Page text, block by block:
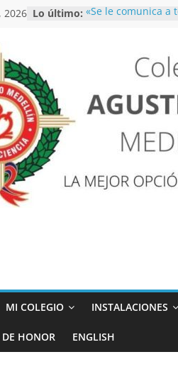
2026 Lo último: «Se le comunica a
a cabo entre el 01
CIRCULAR
Inscripciones 2027
Inscripciones
MI COLEGIO INSTALACIONES
HONOR ENGLISH